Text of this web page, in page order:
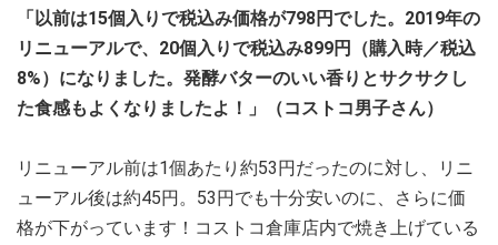
「以前は15個入りで税込み価格が798円でした。2019年の
リニューアルで、20個入りで税込み899円（購入時／税込
8%）になりました。発酵バターのいい香りとサクサクし
た食感もよくなりましたよ！」（コストコ男子さん）
リニューアル前は1個あたり約53円だったのに対し、リニ
ューアル後は約45円。53円でも十分安いのに、さらに価
格が下がっています！コストコ倉庫店内で焼き上げている